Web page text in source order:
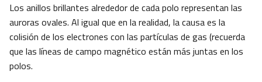
Los anillos brillantes alrededor de cada polo representan las
auroras ovales. Al igual que en la realidad, la causa es la
colisión de los electrones con las partículas de gas (recuerda
que las líneas de campo magnético están más juntas en los
polos.